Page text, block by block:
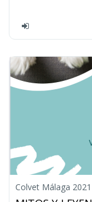
Colvet Málaga 2021